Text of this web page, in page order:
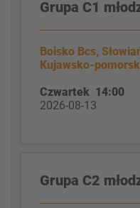
Grupa C1
Boisko Bcs,
Kujawsko-
Czwartek 14:00
2026-08-13
Grupa C2